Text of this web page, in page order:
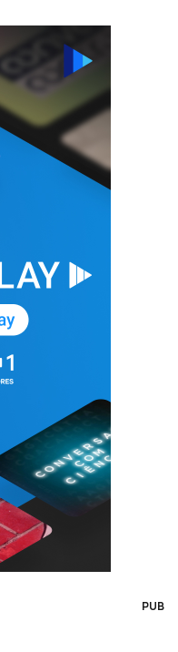
PUB